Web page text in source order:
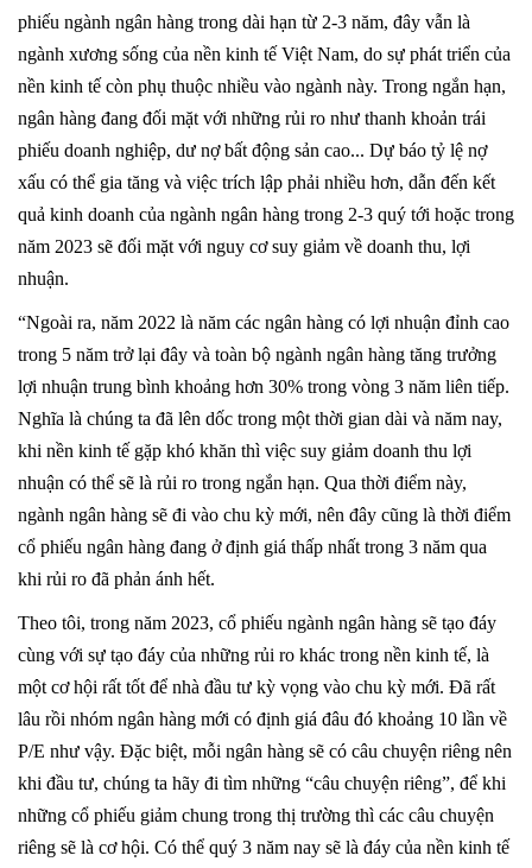
phiếu ngành ngân hàng trong dài hạn từ 2-3 năm, đây vẫn là
ngành xương sống của nền kinh tế Việt Nam, do sự phát triển của
nền kinh tế còn phụ thuộc nhiều vào ngành này. Trong ngắn hạn,
ngân hàng đang đối mặt với những rủi ro như thanh khoản trái
phiếu doanh nghiệp, dư nợ bất động sản cao... Dự báo tỷ lệ nợ
xấu có thể gia tăng và việc trích lập phải nhiều hơn, dẫn đến kết
quả kinh doanh của ngành ngân hàng trong 2-3 quý tới hoặc trong
năm 2023 sẽ đối mặt với nguy cơ suy giảm về doanh thu, lợi
nhuận.
“Ngoài ra, năm 2022 là năm các ngân hàng có lợi nhuận đỉnh cao
trong 5 năm trở lại đây và toàn bộ ngành ngân hàng tăng trưởng
lợi nhuận trung bình khoảng hơn 30% trong vòng 3 năm liên tiếp.
Nghĩa là chúng ta đã lên dốc trong một thời gian dài và năm nay,
khi nền kinh tế gặp khó khăn thì việc suy giảm doanh thu lợi
nhuận có thể sẽ là rủi ro trong ngắn hạn. Qua thời điểm này,
ngành ngân hàng sẽ đi vào chu kỳ mới, nên đây cũng là thời điểm
cổ phiếu ngân hàng đang ở định giá thấp nhất trong 3 năm qua
khi rủi ro đã phản ánh hết.
Theo tôi, trong năm 2023, cổ phiếu ngành ngân hàng sẽ tạo đáy
cùng với sự tạo đáy của những rủi ro khác trong nền kinh tế, là
một cơ hội rất tốt để nhà đầu tư kỳ vọng vào chu kỳ mới. Đã rất
lâu rồi nhóm ngân hàng mới có định giá đâu đó khoảng 10 lần về
P/E như vậy. Đặc biệt, mỗi ngân hàng sẽ có câu chuyện riêng nên
khi đầu tư, chúng ta hãy đi tìm những “câu chuyện riêng”, để khi
những cổ phiếu giảm chung trong thị trường thì các câu chuyện
riêng sẽ là cơ hội. Có thể quý 3 năm nay sẽ là đáy của nền kinh tế